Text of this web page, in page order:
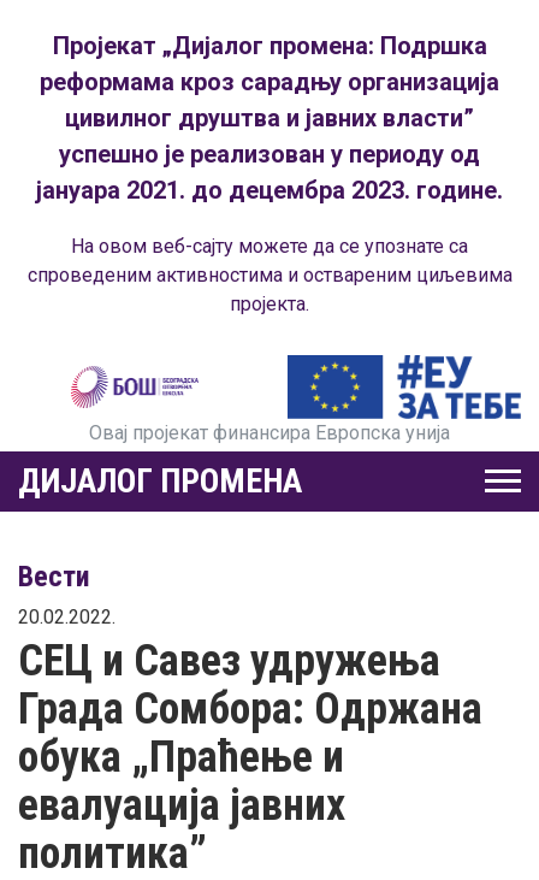
Пројекат „Дијалог промена: Подршка
реформама кроз сарадњу организација
цивилног друштва и јавних власти”
успешно је реализован у периоду од
јануара 2021. до децембра 2023. године.
На овом веб-сајту можете да се упознате са
спроведеним активностима и оствареним циљевима
пројекта.
Овај пројекат финансира Европска унија
ДИЈАЛОГ ПРОМЕНА
Вести
20.02.2022.
СЕЦ и Савез удружења
Града Сомбора: Одржана
обука „Праћење и
евалуација јавних
политика”